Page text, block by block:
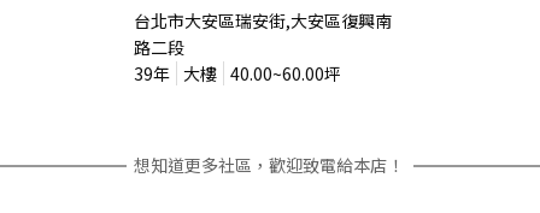
台北市大安區瑞安街,大安區復興南
路二段
39年 大樓 40.00~60.00坪
想知道更多社區，歡迎致電給本店！